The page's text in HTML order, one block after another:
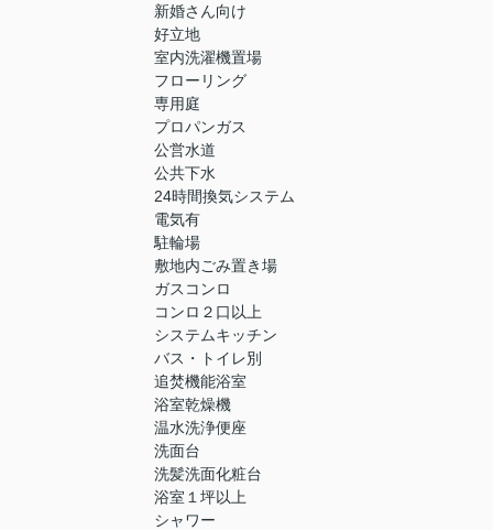
新婚さん向け
好立地
室内洗濯機置場
フローリング
専用庭
プロパンガス
公営水道
公共下水
24時間換気システム
電気有
駐輪場
敷地内ごみ置き場
ガスコンロ
コンロ２口以上
システムキッチン
バス・トイレ別
追焚機能浴室
浴室乾燥機
温水洗浄便座
洗面台
洗髪洗面化粧台
浴室１坪以上
シャワー